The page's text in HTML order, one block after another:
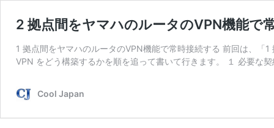
2 拠点間をヤマハのルータのVPN機能で
1 拠点間をヤマハのルータのVPN機能で常時接続する 前回は、「
VPN をどう構築するかを順を追って書いて行きます。 １ 必要な
Cool Japan